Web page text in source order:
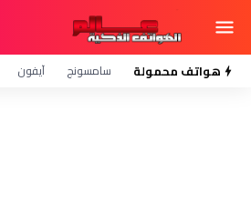
هواتف محمولة سامسونج آيفون